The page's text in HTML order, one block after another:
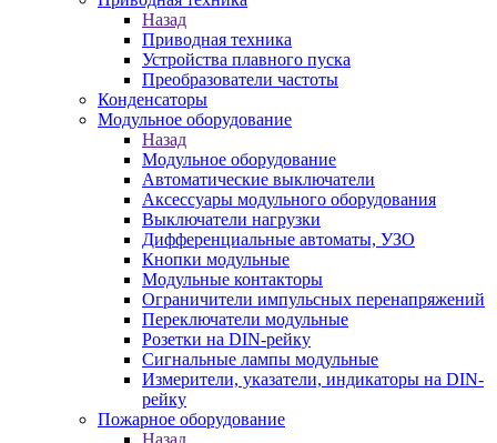
Назад
Приводная техника
Устройства плавного пуска
Преобразователи частоты
Конденсаторы
Модульное оборудование
Назад
Модульное оборудование
Автоматические выключатели
Аксессуары модульного оборудования
Выключатели нагрузки
Дифференциальные автоматы, УЗО
Кнопки модульные
Модульные контакторы
Ограничители импульсных перенапряжений
Переключатели модульные
Розетки на DIN-рейку
Сигнальные лампы модульные
Измерители, указатели, индикаторы на DIN-
рейку
Пожарное оборудование
Назад